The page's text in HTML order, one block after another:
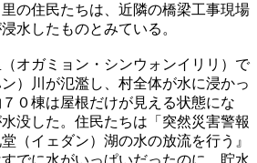
の住民たちは、近隣の橋梁工事現場
水したものとみている。
オガミョン・シンウォンイリリ）で
）川が氾濫し、村全体が水に浸かっ
０棟は屋根だけが見える状態にな
没した。住民たちは「突然災害警報
（イェダン）湖の水の放流を行う』